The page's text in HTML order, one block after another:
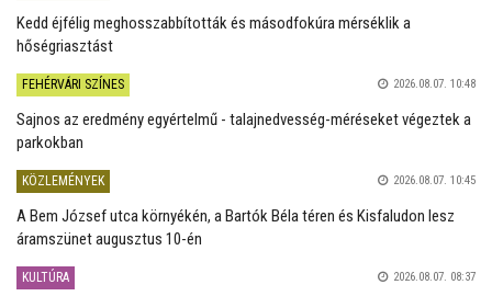
Kedd éjfélig meghosszabbították és másodfokúra mérséklik a
hőségriasztást
FEHÉRVÁRI SZÍNES 2026.08.07. 10:48
Sajnos az eredmény egyértelmű - talajnedvesség-méréseket végeztek a
parkokban
KÖZLEMÉNYEK 2026.08.07. 10:45
A Bem József utca környékén, a Bartók Béla téren és Kisfaludon lesz
áramszünet augusztus 10-én
KULTÚRA 2026.08.07. 08:37